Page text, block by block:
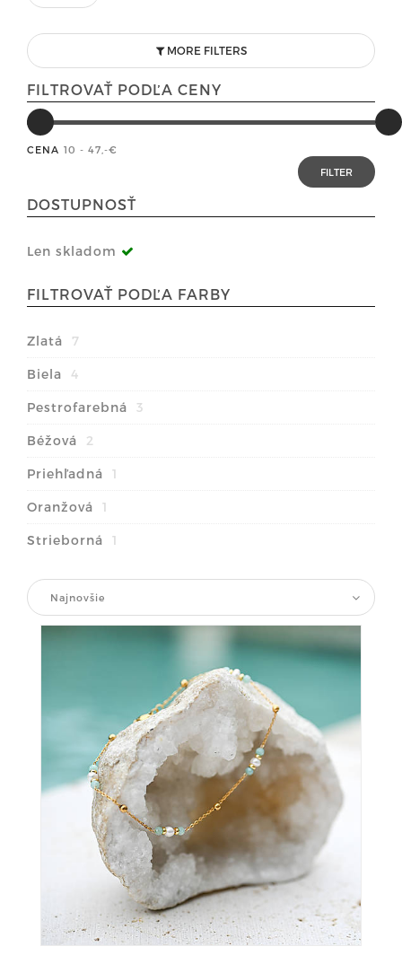
MORE FILTERS
FILTROVAŤ PODĽA CENY
CENA 10 - 47 ,-€
DOSTUPNOSŤ
Len skladom
FILTROVAŤ PODĽA FARBY
Zlatá 7
Biela 4
Pestrofarebná 3
Béžová 2
Priehľadná 1
Oranžová 1
Strieborná 1
Najnovšie